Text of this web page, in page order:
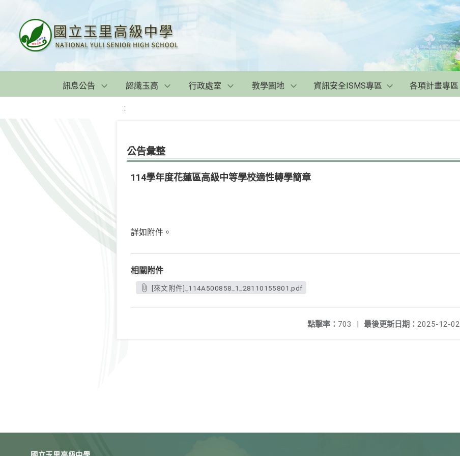
訊息公告 認識玉高 行政處室 教學園地 資訊安全ISMS專區 各項計畫專區
:::
公告彙整
114學年度花蓮區高級中等學校適性轉學簡章
詳如附件。
相關附件
[來文附件]_114A500858_1_28110155801.pdf
最後更新日期： 2025-12-02
點擊率： 703 |